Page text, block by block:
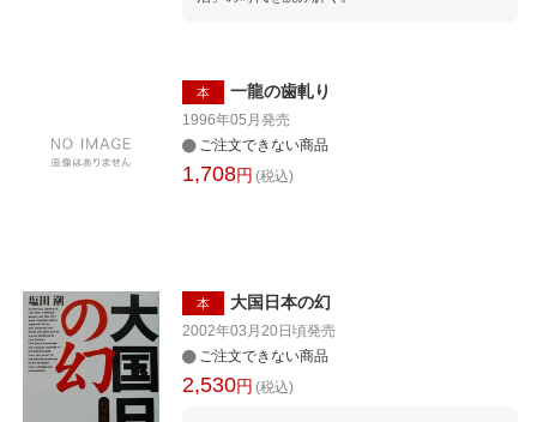
本 一龍の歯軋り
1996年05月 発売
ご注文できない商品
1,708円 (税込)
本 大国日本の幻
2002年03月20日頃発売
ご注文できない商品
2,530円 (税込)